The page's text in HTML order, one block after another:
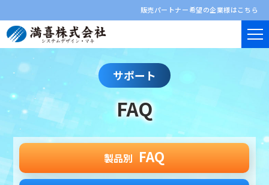
販売パートナー希望の企業様はこちら
サポート
FAQ
製品別 FAQ